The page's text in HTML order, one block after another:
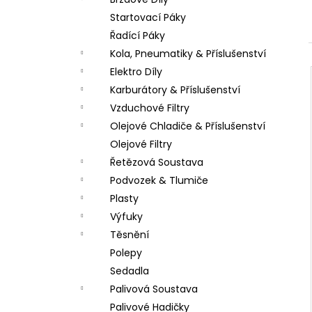
Startovací Páky
Řadící Páky
Kola, Pneumatiky & Příslušenství
Elektro Díly
Karburátory & Příslušenství
Vzduchové Filtry
Olejové Chladiče & Příslušenství
Olejové Filtry
Řetězová Soustava
Podvozek & Tlumiče
Plasty
Výfuky
Těsnění
Polepy
Sedadla
Palivová Soustava
Palivové Hadičky
PITBIKE SPOJKOVÉ LANKO 94CM, VÝSUV
6CM STOMP, DEMONX ,WPB
180 Kč